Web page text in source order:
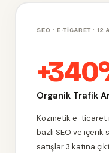
SEO · E-TICARET · 12
Organik Trafik
Kozmetik e-ticaret
bazlı SEO ve içerik
satışlar 3 katına